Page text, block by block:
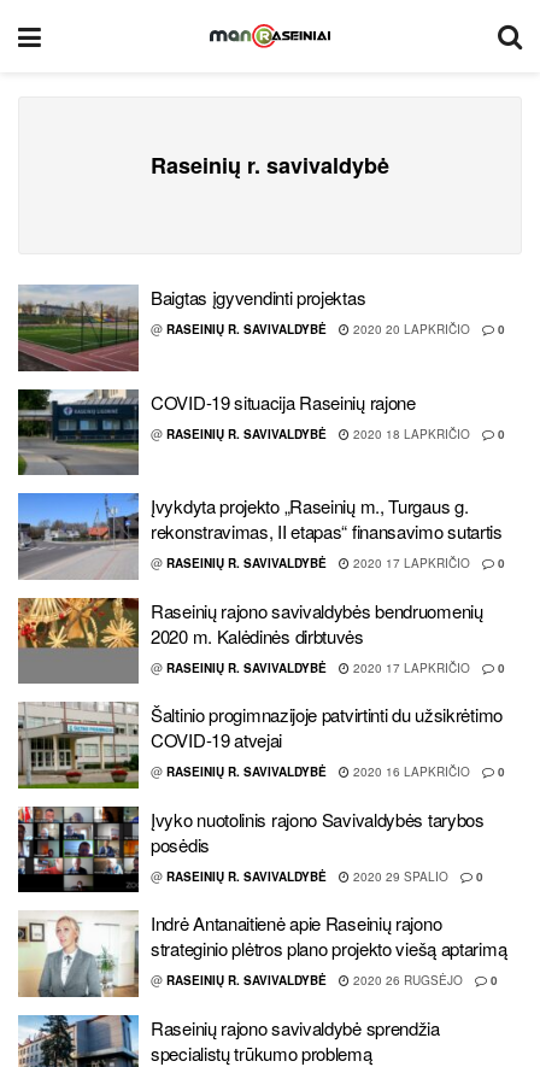
Raseinių r. savivaldybė
Baigtas įgyvendinti projektas
@ RASEINIŲ R. SAVIVALDYBĖ 2020 20 LAPKRIČIO 0
COVID-19 situacija Raseinių rajone
@ RASEINIŲ R. SAVIVALDYBĖ 2020 18 LAPKRIČIO 0
Įvykdyta projekto „Raseinių m., Turgaus g.
rekonstravimas, II etapas“ finansavimo sutartis
@ RASEINIŲ R. SAVIVALDYBĖ 2020 17 LAPKRIČIO 0
Raseinių rajono savivaldybės bendruomenių
2020 m. Kalėdinės dirbtuvės
@ RASEINIŲ R. SAVIVALDYBĖ 2020 17 LAPKRIČIO 0
Šaltinio progimnazijoje patvirtinti du užsikrėtimo
COVID-19 atvejai
@ RASEINIŲ R. SAVIVALDYBĖ 2020 16 LAPKRIČIO 0
Įvyko nuotolinis rajono Savivaldybės tarybos
posėdis
@ RASEINIŲ R. SAVIVALDYBĖ 2020 29 SPALIO 0
Indrė Antanaitienė apie Raseinių rajono
strateginio plėtros plano projekto viešą aptarimą
@ RASEINIŲ R. SAVIVALDYBĖ 2020 26 RUGSĖJO 0
Raseinių rajono savivaldybė sprendžia
specialistų trūkumo problemą